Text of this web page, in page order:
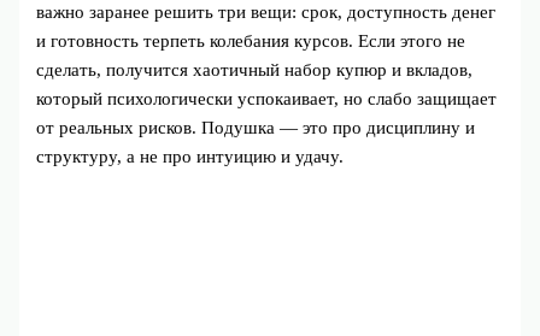
важно заранее решить три вещи: срок, доступность денег
и готовность терпеть колебания курсов. Если этого не
сделать, получится хаотичный набор купюр и вкладов,
который психологически успокаивает, но слабо защищает
от реальных рисков. Подушка — это про дисциплину и
структуру, а не про интуицию и удачу.